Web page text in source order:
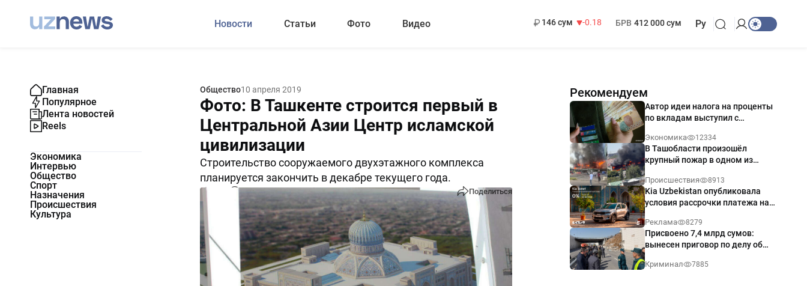
Новости Статьи Фото Видео
146 сум
-0.18
БРВ 412 000 сум Ру
Главная
Популярное
Лента новостей
Reels
Экономика
Интервью
Общество
Спорт
Назначения
Происшествия
Культура
Общество10 апреля 2019
Фото: В Ташкенте строится первый в
Центральной Азии Центр исламской
цивилизации
Строительство сооружаемого двухэтажного комплекса
планируется закончить в декабре текущего года.
0 Поделиться
Рекомендуем
Автор идеи налога на проценты
по вкладам выступил с
Экономика 12334
В Ташобласти произошёл
крупный пожар в одном из
Происшествия 8913
Kia Uzbekistan опубликовала
условия рассрочки платежа на
годовых
Реклама 8279
Присвоено 7,4 млрд сумов:
вынесен приговор по делу об
Ташкенте
Криминал 7885